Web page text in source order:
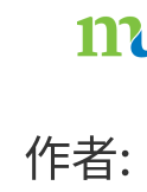
作者: